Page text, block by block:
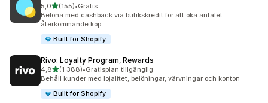
5,0av 5 stjärnor
(155)
155 recensioner totalt
•Gratis
Belöna med cashback via butikskredit för att öka antalet
återkommande köp
Built for Shopify
Rivo: Loyalty Program, Rewards
4,8av 5 stjärnor
(1 388)
1388 recensioner totalt
•Gratisplan tillgänglig
Behåll kunder med lojalitet, belöningar, värvningar och konton
Built for Shopify